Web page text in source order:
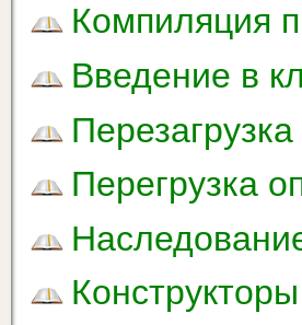
Компиляция
Введение в
Перегрузка